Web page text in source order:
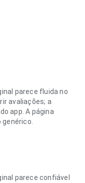
parece fluida no
avaliações; a
app. A página
parece confiável